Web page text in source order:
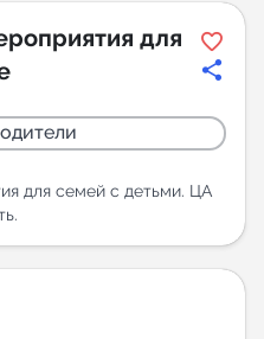
в Telegram
для
для семей с детьми. ЦА